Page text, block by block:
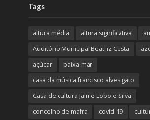
Tags
altura média altura significativa
Auditório Municipal Beatriz Costa
açúcar
baixa-mar
casa da música francisco alves gato
Casa de cultura Jaime Lobo e Silva
concelho de mafra
covid-19